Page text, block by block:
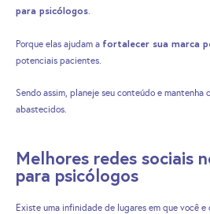
para psicólogos.
Porque elas ajudam a fortalecer sua marca
potenciais pacientes.
Sendo assim, planeje seu conteúdo e mantenha
abastecidos.
Melhores redes sociais
para psicólogos
Existe uma infinidade de lugares em que você